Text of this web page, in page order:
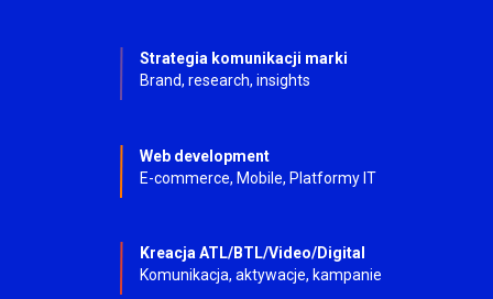
Strategia komunikacji marki
Brand, research, insights
Web development
E-commerce, Mobile, Platformy IT
Kreacja ATL/BTL/Video/Digital
Komunikacja, aktywacje, kampanie